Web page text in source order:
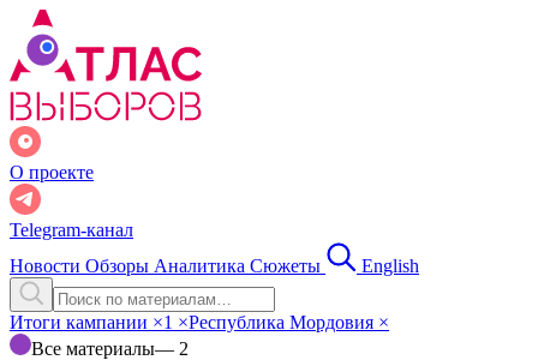
О проекте
Telegram-канал
Новости Обзоры Аналитика Сюжеты English
Итоги кампании ×1 ×Республика Мордовия ×
Все материалы— 2